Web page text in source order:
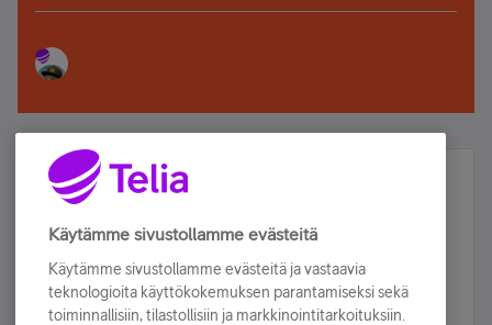
Älä jää paitsi – osallistu ja voita!
Tilaa Telian uutiskirje ja olet mukana arvonnassa.
sähköpostiisi.
Käytämme sivustollamme evästeitä
Käytämme sivustollamme evästeitä ja vastaavia
teknologioita käyttökokemuksen parantamiseksi sekä
toiminnallisiin, tilastollisiin ja markkinointitarkoituksiin.